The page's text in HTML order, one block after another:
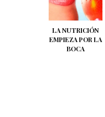
LA NUTRICIÓN
EMPIEZA POR LA
BOCA